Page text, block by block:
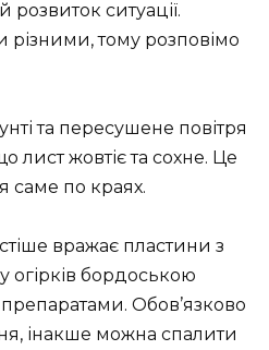
ситуації.
тому розповімо
та пересушене повітря
лист жовтіє та сохне. Це
саме по краях.
вражає пластини з
бордоською
Обов’язково
інакше можна спалити